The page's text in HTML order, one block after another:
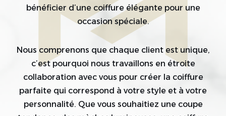
bénéficier d’une coiffure élégante pour une
occasion spéciale.
Nous comprenons que chaque client est unique,
c’est pourquoi nous travaillons en étroite
collaboration avec vous pour créer la coiffure
parfaite qui correspond à votre style et à votre
personnalité. Que vous souhaitiez une coupe